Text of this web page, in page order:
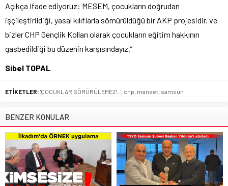
Açıkça ifade ediyoruz: MESEM, çocukların doğrudan
işçileştirildiği, yasal kılıflarla sömürüldüğü bir AKP projesidir. ve
bizler CHP Gençlik Kolları olarak çocukların eğitim hakkının
gasbedildiği bu düzenin karşısındayız.”
Sibel TOPAL
ETİKETLER: 'ÇOCUKLAR SÖMÜRÜLEMEZ!..', chp, manset, samsun
BENZER KONULAR